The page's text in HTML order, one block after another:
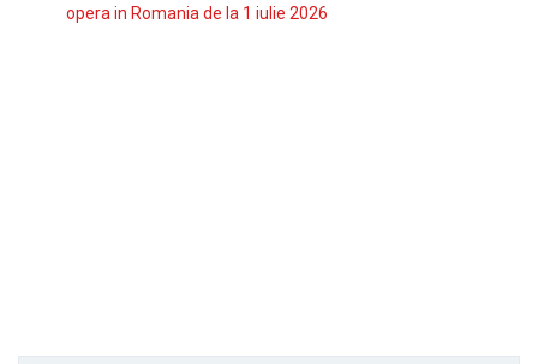
opera in Romania de la 1 iulie 2026